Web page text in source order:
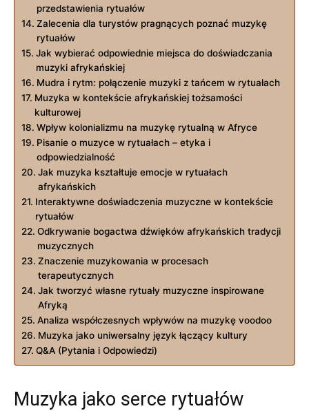
przedstawienia rytuałów
Zalecenia dla turystów pragnących poznać muzykę
rytuałów
Jak wybierać odpowiednie miejsca do doświadczania
muzyki afrykańskiej
Mudra i rytm: połączenie muzyki z tańcem w rytuałach
Muzyka w kontekście afrykańskiej tożsamości
kulturowej
Wpływ kolonializmu na muzykę rytualną w Afryce
Pisanie o muzyce w rytuałach – etyka i
odpowiedzialność
Jak muzyka kształtuje emocje w rytuałach
afrykańskich
Interaktywne doświadczenia muzyczne w kontekście
rytuałów
Odkrywanie bogactwa dźwięków afrykańskich tradycji
muzycznych
Znaczenie muzykowania w procesach
terapeutycznych
Jak tworzyć własne rytuały muzyczne inspirowane
Afryką
Analiza współczesnych wpływów na muzykę voodoo
Muzyka jako uniwersalny język łączący kultury
Q&A (Pytania i Odpowiedzi)
Muzyka jako serce rytuałów